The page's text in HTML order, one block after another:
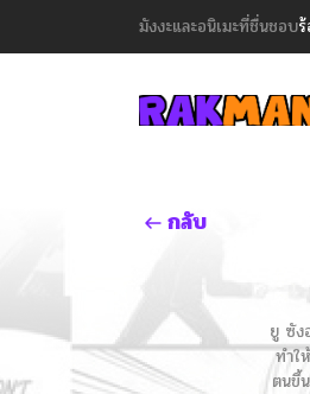
มังงะและอนิเมะที่ชื่นชอบ
กลับ
ยู ซัง
ทำใ
ตนขึ้